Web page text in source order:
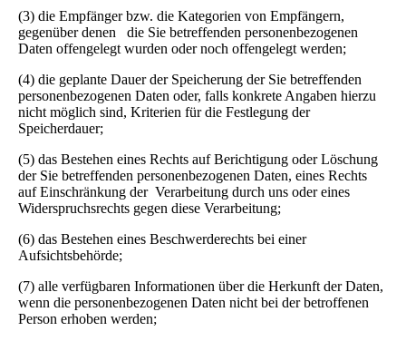
(3) die Empfänger bzw. die Kategorien von Empfängern,
gegenüber denen die Sie betreffenden personenbezogenen
Daten offengelegt wurden oder noch offengelegt werden;
(4) die geplante Dauer der Speicherung der Sie betreffenden
personenbezogenen Daten oder, falls konkrete Angaben hierzu
nicht möglich sind, Kriterien für die Festlegung der
Speicherdauer;
(5) das Bestehen eines Rechts auf Berichtigung oder Löschung
der Sie betreffenden personenbezogenen Daten, eines Rechts
auf Einschränkung der Verarbeitung durch uns oder eines
Widerspruchsrechts gegen diese Verarbeitung;
(6) das Bestehen eines Beschwerderechts bei einer
Aufsichtsbehörde;
(7) alle verfügbaren Informationen über die Herkunft der Daten,
wenn die personenbezogenen Daten nicht bei der betroffenen
Person erhoben werden;